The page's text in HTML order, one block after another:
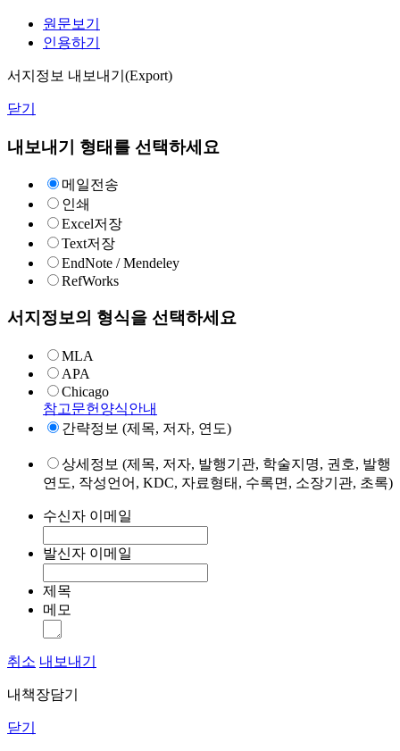
원문보기
인용하기
서지정보 내보내기(Export)
닫기
내보내기 형태를 선택하세요
메일전송
인쇄
Excel저장
Text저장
EndNote / Mendeley
RefWorks
서지정보의 형식을 선택하세요
MLA
APA
Chicago
참고문헌양식안내
간략정보 (제목, 저자, 연도)
상세정보 (제목, 저자, 발행기관, 학술지명, 권호, 발행
연도, 작성언어, KDC, 자료형태, 수록면, 소장기관, 초록)
수신자 이메일
발신자 이메일
제목
메모
취소 내보내기
내책장담기
닫기